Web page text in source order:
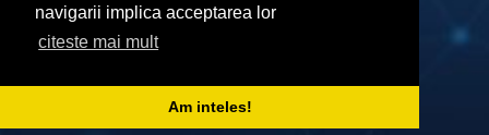
navigarii implica acceptarea lor
citeste mai mult
Am inteles!
URMARESTE-NE SI PE
Copyright © 2026 Computerescu.ro. All rights reserved